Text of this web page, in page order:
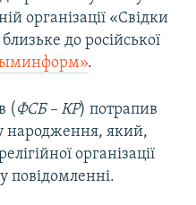
організації «Свідки
до російської
.
( ФСБ – КР) потрапив
народження, який,
організації
повідомленні.